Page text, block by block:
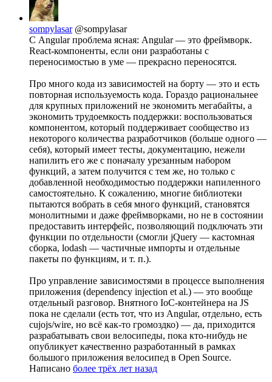
sompylasar @sompylasar
С Angular проблема ясная: Angular — это фреймворк.
React-компоненты, если они разработаны с
переносимостью в уме — прекрасно переносятся.
Про много кода из зависимостей на борту — это и есть
повторная используемость кода. Гораздо рациональнее
для крупных приложений не экономить мегабайты, а
экономить трудоемкость поддержки: воспользоваться
компонентом, который поддерживает сообщество из
некоторого количества разработчиков (больше одного —
себя), который имеет тесты, документацию, нежели
напилить его же с поначалу урезанным набором
функций, а затем получится с тем же, но только с
добавленной необходимостью поддержки напиленного
самостоятельно. К сожалению, многие библиотеки
пытаются вобрать в себя много функций, становятся
монолитными и даже фреймворками, но не в состоянии
предоставить интерфейс, позволяющий подключать эти
функции по отдельности (смогли jQuery — кастомная
сборка, lodash — частичные импорты и отдельные
пакеты по функциям, и т. п.).
Про управление зависимостями в процессе выполнения
приложения (dependency injection et al.) — это вообще
отдельный разговор. Внятного IoC-контейнера на JS
пока не сделали (есть тот, что из Angular, отдельно, есть
cujojs/wire, но всё как-то громоздко) — да, приходится
разрабатывать свои велосипеды, пока кто-нибудь не
опубликует качественно разработанный в рамках
большого приложения велосипед в Open Source.
Написано более трёх лет назад